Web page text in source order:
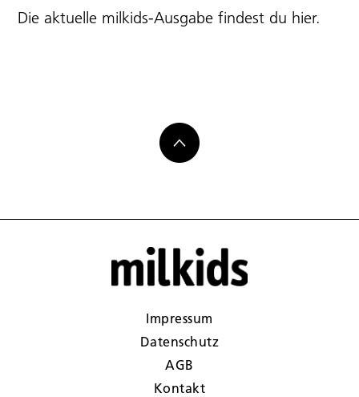
Die aktuelle milkids-Ausgabe findest du hier.
Impressum
Datenschutz
AGB
Kontakt